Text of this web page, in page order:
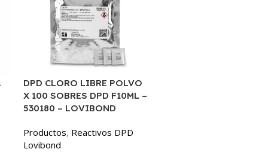
DPD CLORO LIBRE POLVO
X 100 SOBRES DPD F10ML –
530180 – LOVIBOND
Productos, Reactivos DPD
Lovibond